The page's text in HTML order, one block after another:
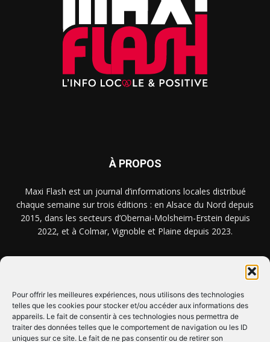
Pour offrir les meilleures expériences, nous utilisons des technologies
telles que les cookies pour stocker et/ou accéder aux informations des
appareils. Le fait de consentir à ces technologies nous permettra de
traiter des données telles que le comportement de navigation ou les ID
uniques sur ce site. Le fait de ne pas consentir ou de retirer son
À PROPOS
Maxi Flash est un journal d’informations locales distribué
chaque semaine sur trois éditions : en Alsace du Nord depuis
2015, dans les secteurs d’Obernai-Molsheim-Erstein depuis
2022, et à Colmar, Vignoble et Plaine depuis 2023.
CLIQUEZ ICI !